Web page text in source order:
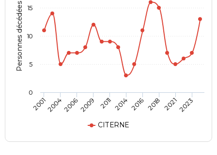
Personnes décédées
CITERNE
2001200420062009 2011 2014 2016 2018 20212023
0
5
10
15